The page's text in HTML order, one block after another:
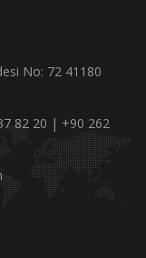
No: 72 41180
82 20 | +90 262